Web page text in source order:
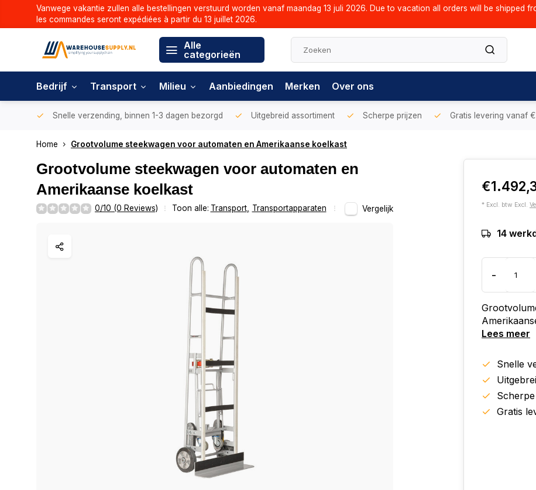
Vanwege vakantie zullen alle bestellingen verstuurd worden vanaf maandag 13 juli 2026. Due to vacation all orders will be shipped
les commandes seront expédiées à partir du 13 juillet 2026.
Alle
categorieën
Bedrijf Transport Milieu Aanbiedingen Merken Over ons
Snelle verzending, binnen 1-3 dagen bezorgd Uitgebreid assortiment Scherpe prijzen Gratis levering vanaf
Home Grootvolume steekwagen voor automaten en Amerikaanse koelkast
Grootvolume steekwagen voor automaten en
Amerikaanse koelkast
0/10 (0 Reviews) Toon alle: Transport, Transportapparaten Vergelijk * Excl. btw Excl.
14
-
Lees meer
Snelle
Gratis